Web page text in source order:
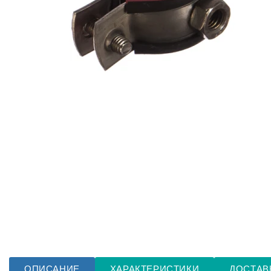
ОПИСАНИЕ ХАРАКТЕРИСТИКИ